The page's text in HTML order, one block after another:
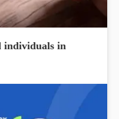
individuals in